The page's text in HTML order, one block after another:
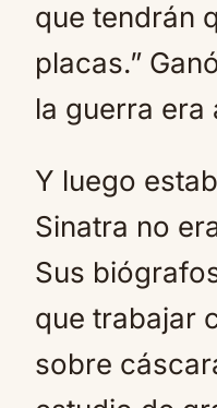
que tendrán
placas.”
la guerra era
Y luego
Sinatra no
Sus
que trabajar
sobre